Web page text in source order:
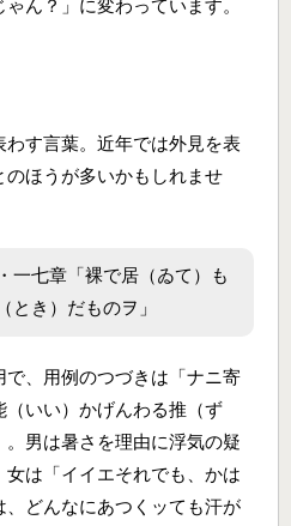
ん？」に変わっています。
す言葉。近年では外見を表
ほうが多いかもしれませ
一七章「裸で居（ゐて）も
とき）だものヲ」
、用例のつづきは「ナニ寄
いい）かげんわる推（ず
男は暑さを理由に浮気の疑
は「イイエそれでも、かは
どんなにあつくッても汗が